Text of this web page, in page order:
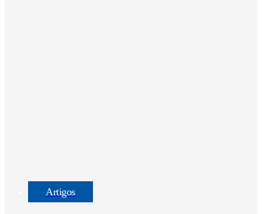
Artigos